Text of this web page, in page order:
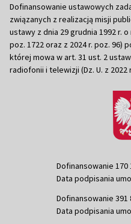
Dofinansowanie ustawowych
związanych z realizacją misji
ustawy z dnia 29 grudnia 1992 r.
poz. 1722 oraz z 2024 r. poz.
której mowa w art. 31 ust. 2
radiofonii i telewizji (Dz. U. z 2022
Dofinansowanie 170
Data podpisania
Dofinansowanie 391
Data podpisania